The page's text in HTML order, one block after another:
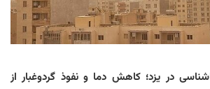
در یزد؛ کاهش دما و نفوذ گردوغبار از